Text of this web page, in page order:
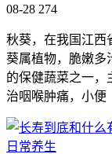
08-28 274
秋葵，在我国江西
葵属植物，脆嫩多
的保健蔬菜之一，
治咽喉肿痛，小便
日常养生